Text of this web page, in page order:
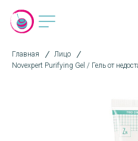
Главная
Лицо
Novexpert Purifying Gel / Гель от